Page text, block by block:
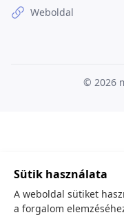
Weboldal
© 2026
Sütik használata
A weboldal sütiket
a forgalom